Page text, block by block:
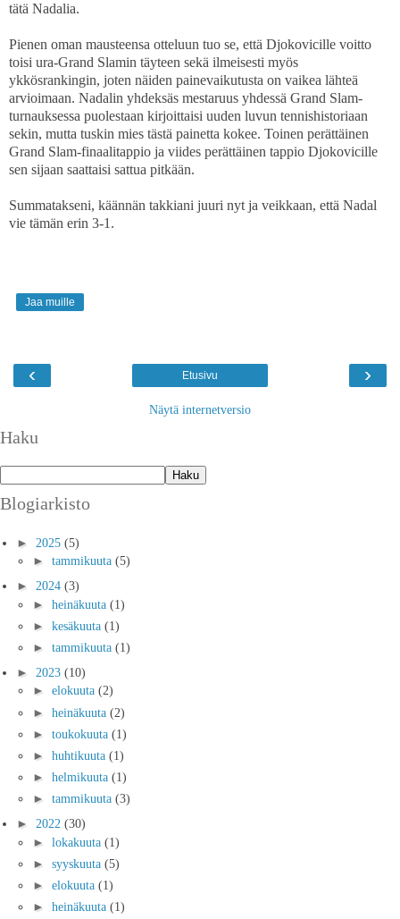
tätä Nadalia.
Pienen oman mausteensa otteluun tuo se, että Djokovicille voitto
toisi ura-Grand Slamin täyteen sekä ilmeisesti myös
ykkösrankingin, joten näiden painevaikutusta on vaikea lähteä
arvioimaan. Nadalin yhdeksäs mestaruus yhdessä Grand Slam-
turnauksessa puolestaan kirjoittaisi uuden luvun tennishistoriaan
sekin, mutta tuskin mies tästä painetta kokee. Toinen perättäinen
Grand Slam-finaalitappio ja viides perättäinen tappio Djokovicille
sen sijaan saattaisi sattua pitkään.
Summatakseni, käännän takkiani juuri nyt ja veikkaan, että Nadal
vie tämän erin 3-1.
Jaa muille
‹ ›
Etusivu
Näytä internetversio
Haku
Blogiarkisto
► 2025 (5)
► tammikuuta (5)
► 2024 (3)
► heinäkuuta (1)
► kesäkuuta (1)
► tammikuuta (1)
► 2023 (10)
► elokuuta (2)
► heinäkuuta (2)
► toukokuuta (1)
► huhtikuuta (1)
► helmikuuta (1)
► tammikuuta (3)
► 2022 (30)
► lokakuuta (1)
► syyskuuta (5)
► elokuuta (1)
► heinäkuuta (1)